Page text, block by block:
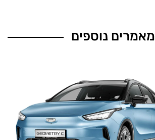
מאמרים נוספים